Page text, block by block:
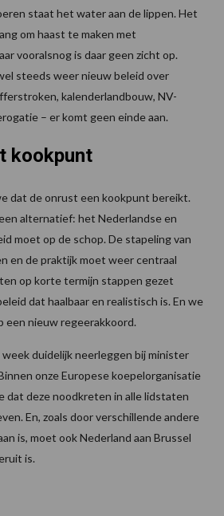
staat het water aan de lippen. Het
om haast te maken met
vooralsnog is daar geen zicht op.
steeds weer nieuw beleid over
kalenderlandbouw, NV-
– er komt geen einde aan.
kookpunt
dat de onrust een kookpunt bereikt.
alternatief: het Nederlandse en
moet op de schop. De stapeling van
en de praktijk moet weer centraal
op korte termijn stappen gezet
dat haalbaar en realistisch is. En we
een nieuw regeerakkoord.
week duidelijk neerleggen bij minister
onze Europese koepelorganisatie
dat deze noodkreten in alle lidstaten
En, zoals door verschillende andere
is, moet ook Nederland aan Brussel
is.